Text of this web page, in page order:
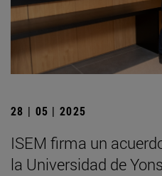
28 | 05 | 2025
ISEM firma un
la Universidad de